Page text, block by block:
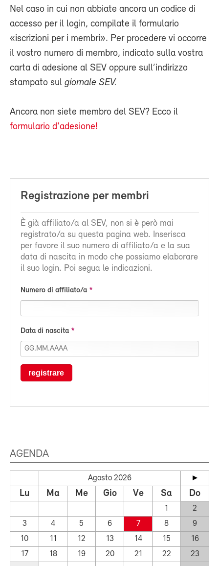
Nel caso in cui non abbiate ancora un codice di
accesso per il login, compilate il formulario
«iscrizioni per i membri». Per procedere vi occorre
il vostro numero di membro, indicato sulla vostra
carta di adesione al SEV oppure sull’indirizzo
stampato sul giornale SEV.
Ancora non siete membro del SEV? Ecco il
formulario d'adesione!
Registrazione per membri
È già affiliato/a al SEV, non si è però mai
registrato/a su questa pagina web. Inserisca
per favore il suo numero di affiliato/a e la sua
data di nascita in modo che possiamo elaborare
il suo login. Poi segua le indicazioni.
Numero di affiliato/a
Data di nascita
registrare
AGENDA
Agosto 2026
Lu Ma Me Gio Ve Sa Do
1
2
3
4 5 6 7 8
9
10
11 12 13 14 15
16
17
18 19 20 21 22
23